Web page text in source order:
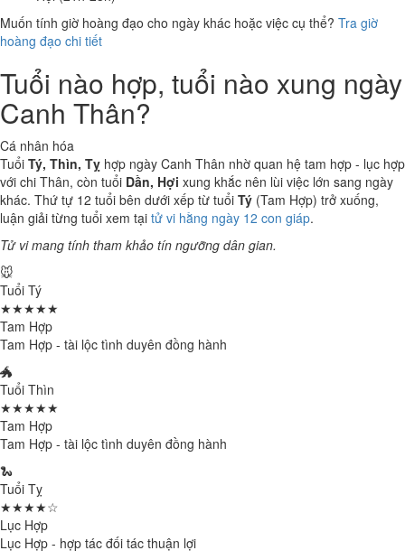
Muốn tính giờ hoàng đạo cho ngày khác hoặc việc cụ thể? Tra giờ
hoàng đạo chi tiết
Tuổi nào hợp, tuổi nào xung ngày
Canh Thân?
Cá nhân hóa
Tuổi Tý, Thìn, Tỵ hợp ngày Canh Thân nhờ quan hệ tam hợp - lục hợp
với chi Thân, còn tuổi Dần, Hợi xung khắc nên lùi việc lớn sang ngày
khác. Thứ tự 12 tuổi bên dưới xếp từ tuổi Tý (Tam Hợp) trở xuống,
luận giải từng tuổi xem tại tử vi hằng ngày 12 con giáp.
Tử vi mang tính tham khảo tín ngưỡng dân gian.
🐭
Tuổi Tý
★★★★★
Tam Hợp
Tam Hợp - tài lộc tình duyên đồng hành
🐲
Tuổi Thìn
★★★★★
Tam Hợp
Tam Hợp - tài lộc tình duyên đồng hành
🐍
Tuổi Tỵ
★★★★☆
Lục Hợp
Lục Hợp - hợp tác đối tác thuận lợi